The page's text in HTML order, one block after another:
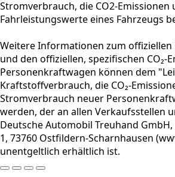
Stromverbrauch, die CO2-Emissionen
Fahrleistungswerte eines Fahrzeugs
Weitere Informationen zum
und den offiziellen, spezifischen CO₂-
Personenkraftwagen können dem
Kraftstoffverbrauch, die CO₂-
Stromverbrauch neuer
werden, der an allen Verkaufsstellen
Deutsche Automobil Treuhand
1, 73760 Ostfildern-Scharnhausen
unentgeltlich erhältlich ist.